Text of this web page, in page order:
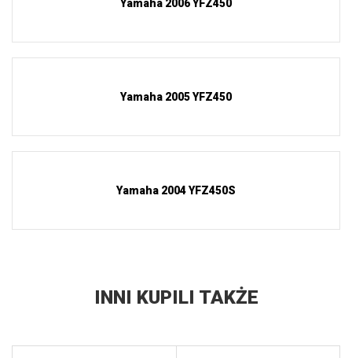
Yamaha 2006 YFZ450
Yamaha 2005 YFZ450
Yamaha 2004 YFZ450S
INNI KUPILI TAKŻE